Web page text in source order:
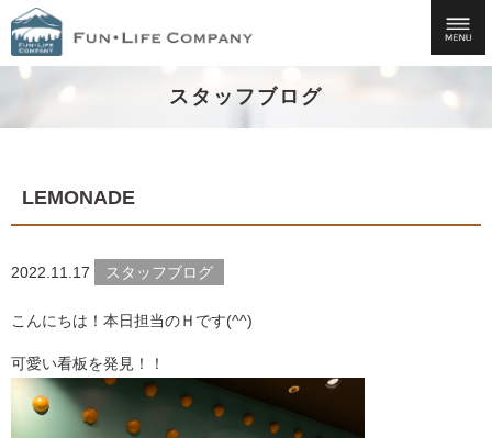
スタッフブログ
LEMONADE
2022.11.17 スタッフブログ
こんにちは！本日担当のＨです(^^)
可愛い看板を発見！！